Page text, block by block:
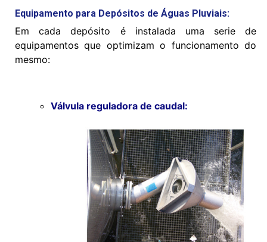
Equipamento para Depósitos de Águas Pluviais:
Em cada depósito é instalada uma serie de
equipamentos que optimizam o funcionamento do
mesmo:
Válvula reguladora de caudal: